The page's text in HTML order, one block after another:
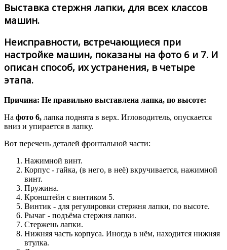
Выставка стержня лапки, для всех классов
машин.
Неисправности, встречающиеся при
настройке машин, показаны на фото 6 и 7. И
описан способ, их устранения, в четыре
этапа.
Причина: Не правильно выставлена лапка, по высоте:
На фото 6, лапка поднята в верх. Игловодитель, опускается
вниз и упирается в лапку.
Вот перечень деталей фронтальной части:
Нажимной винт.
Корпус - гайка, (в него, в неё) вкручивается, нажимной
винт.
Пружина.
Кронштейн с винтиком 5.
Винтик - для регулировки стержня лапки, по высоте.
Рычаг - подъёма стержня лапки.
Стержень лапки.
Нижняя часть корпуса. Иногда в нём, находится нижняя
втулка.